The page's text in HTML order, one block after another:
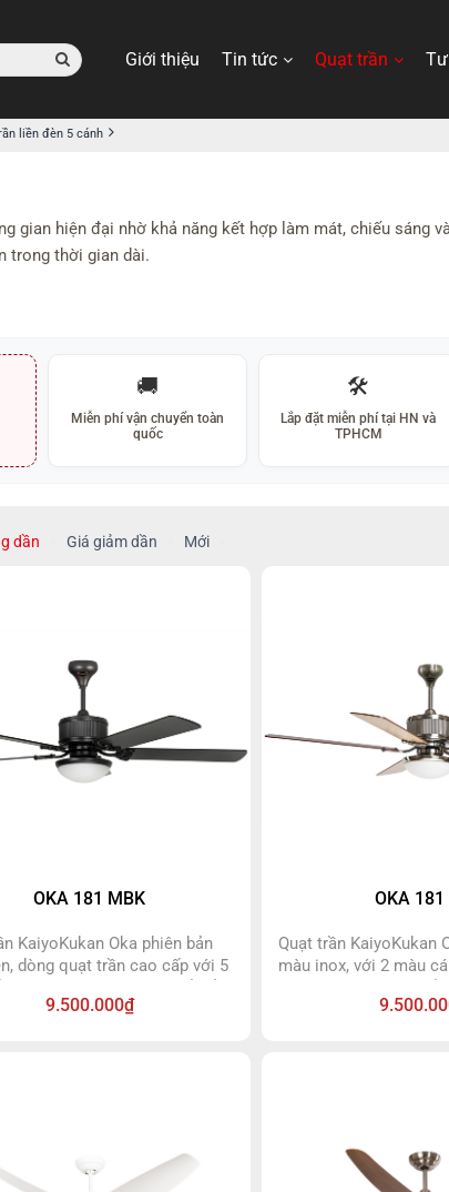
Giới thiệu Tin tức Quạt trần
liền đèn 5 cánh
gian hiện đại nhờ khả năng kết hợp làm mát, chiếu sáng
trong thời gian dài.
🚚
Miễn phí vận chuyển toàn
quốc
🛠️
Lắp đặt miễn phí tại HN và
TPHCM
dần Giá giảm dần Mới
OKA 181 MBK
KaiyoKukan Oka phiên bản
dòng quạt trần cao cấp với 5
sáng trắng, ánh sáng vàng,
9.500.000₫
OKA 181
Quạt trần KaiyoKukan
màu inox, với 2 màu
để phù hợp với decor.
hành lên đến 10 năm.
các tính năng: gió tự
hẹn giờ tắt, đổi màu